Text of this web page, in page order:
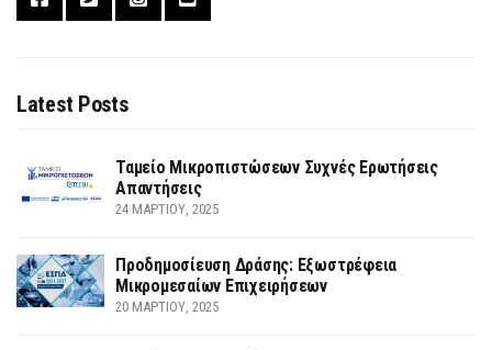
Latest Posts
Ταμείο Μικροπιστώσεων Συχνές Ερωτήσεις
Απαντήσεις
24 ΜΑΡΤΊΟΥ, 2025
Προδημοσίευση Δράσης: Εξωστρέφεια
Μικρομεσαίων Επιχειρήσεων
20 ΜΑΡΤΊΟΥ, 2025